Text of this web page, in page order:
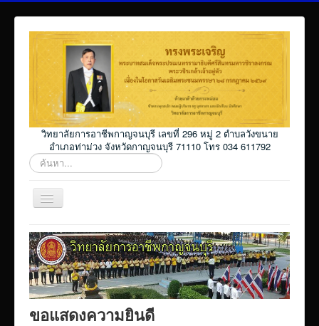
วิทยาลัยการอาชีพกาญจนบุรี เลขที่ 296 หมู่ 2 ตำบลวังขนาย
อำเภอท่าม่วง จังหวัดกาญจนบุรี 71110 โทร 034 611792
ค้นหา...
สลับ
เก
ชั่น
Home
โปรแกรม ศธ02 ออนไลน์
Elearning_kicec
Facebookงานประชาสัมพันธ์
ขอแสดงความยินดี